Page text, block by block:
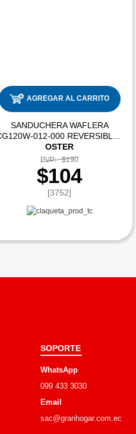
AGREGAR AL CARRITO
SANDUCHERA WAFLERA
OSTER
PVP: $190
$104
[3752]
SOPORTE
WhatsApp
099 433 3030
Email
sac@granhogar.com.ec